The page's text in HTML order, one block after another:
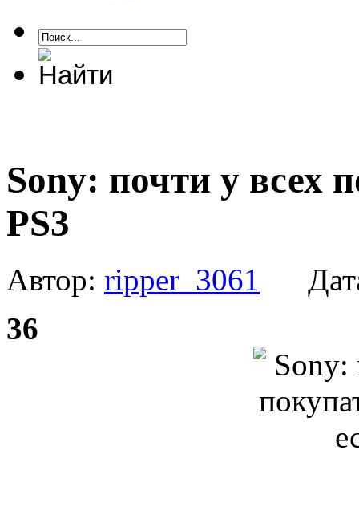
Sony: почти у всех
PS3
Автор: ripper_3061
36